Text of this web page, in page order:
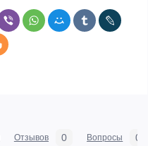
Отзывов 0 Вопросы 0